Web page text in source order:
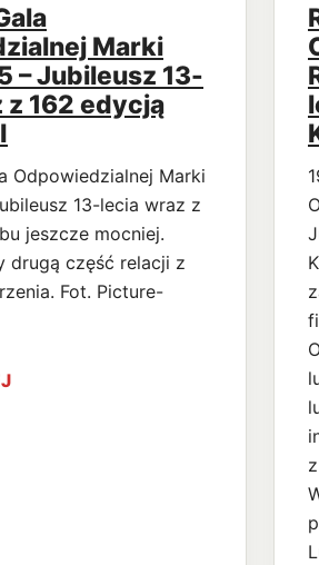
Marki
– Jubileusz 13-
z 162 edycją
Odpowiedzialnej Marki
13-lecia wraz z
jeszcze mocniej.
drugą część relacji z
Fot. Picture-